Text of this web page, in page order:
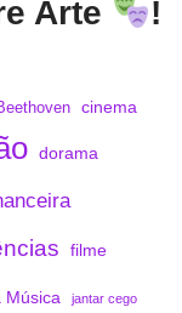
Arte
!
cinema
dorama
filme
Música jantar cego